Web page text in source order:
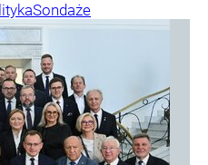
Sondaże